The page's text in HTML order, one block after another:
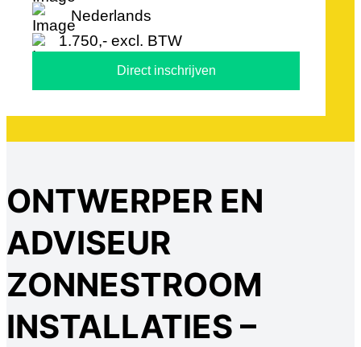
Nederlands
1.750,- excl. BTW
Direct inschrijven
ONTWERPER EN
ADVISEUR
ZONNESTROOM
INSTALLATIES –